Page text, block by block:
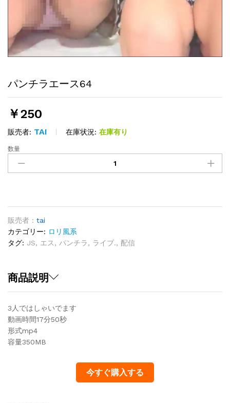
パンチラエース64
￥250
販売者: TAI 在庫状況: 在庫有り
パ
チ
ー
ス
64
quantity
数量
販売者 : tai
カテゴリー: ロリ風系
タグ: JS, エス, パンチラ, ライブ., 配信
商品説明
3人ではしゃいでます
動画時間17分50秒
形式mp4
容量350MB
今すぐ購入する